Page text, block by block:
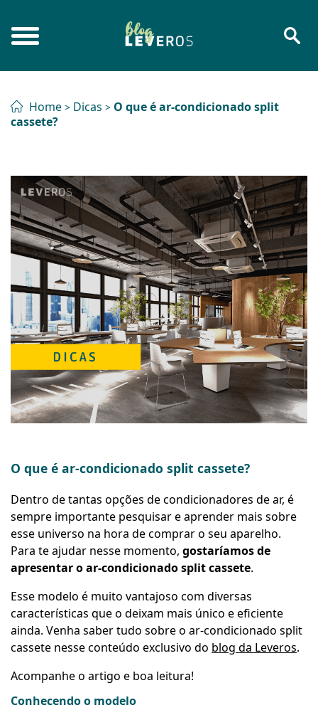
Home > Dicas > O que é ar-condicionado split
cassete?
O que é ar-condicionado split cassete?
Dentro de tantas opções de condicionadores de ar, é
sempre importante pesquisar e aprender mais sobre
esse universo na hora de comprar o seu aparelho.
Para te ajudar nesse momento, gostaríamos de
apresentar o ar-condicionado split cassete.
Esse modelo é muito vantajoso com diversas
características que o deixam mais único e eficiente
ainda. Venha saber tudo sobre o ar-condicionado split
cassete nesse conteúdo exclusivo do blog da Leveros.
Acompanhe o artigo e boa leitura!
Conhecendo o modelo